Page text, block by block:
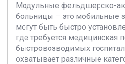
Модульные фельдшерско-
больницы – это мобильные
могут быть быстро
где требуется
быстровозводимых
охватывает различные